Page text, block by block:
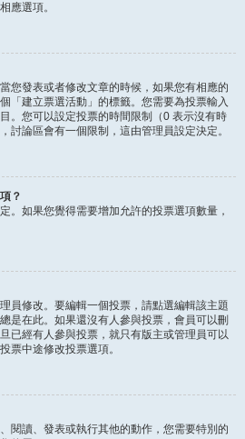
應選項。
您發表或者修改文章的時候，如果您有相應的
「建立票選活動」的標籤。您需要為投票輸入
。您可以設定投票的時間限制（0 表示沒有時
討論區會有一個限制，這由管理員設定決定。
？
。如果您覺得需要增加允許的投票選項數量，
員修改。要編輯一個投票，請點選編輯該主題
是在此。如果還沒有人參與投票，會員可以刪
已經有人參與投票，就只有版主或管理員可以
票中途修改投票選項。
閱讀、發表或執行其他的動作，您需要特別的